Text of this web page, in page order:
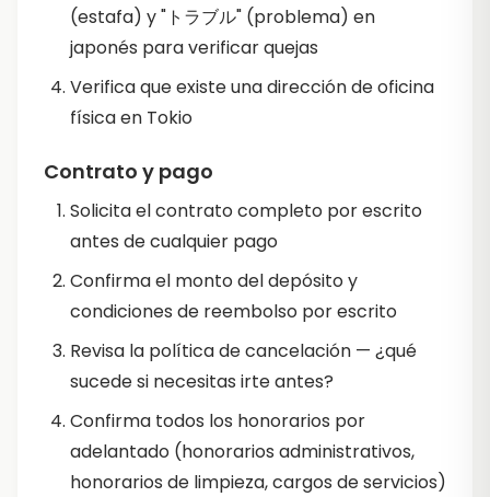
(estafa) y "トラブル" (problema) en
japonés para verificar quejas
Verifica que existe una dirección de oficina
física en Tokio
Contrato y pago
Solicita el contrato completo por escrito
antes de cualquier pago
Confirma el monto del depósito y
condiciones de reembolso por escrito
Revisa la política de cancelación — ¿qué
sucede si necesitas irte antes?
Confirma todos los honorarios por
adelantado (honorarios administrativos,
honorarios de limpieza, cargos de servicios)